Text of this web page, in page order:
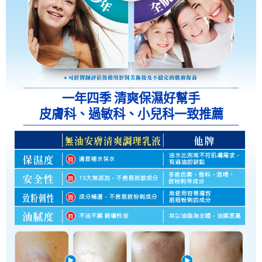
一年四季 清爽保濕好幫手
皮膚科、過敏科、小兒科一致推薦